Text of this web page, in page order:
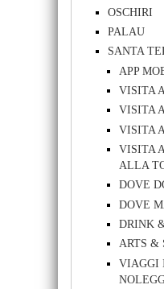
OSCHIRI
PALAU
SANTA
APP
VISITA
VISITA
VISITA
VISITA
ALLA
DOVE
DOVE
DRINK
ARTS &
VIAGGI